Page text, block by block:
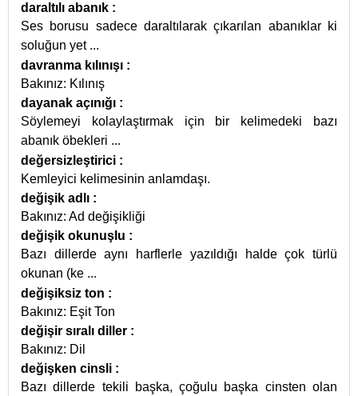
daraltılı abanık :
Ses borusu sadece daraltılarak çıkarılan abanıklar ki
soluğun yet ...
davranma kılınışı :
Bakınız: Kılınış
dayanak açınığı :
Söylemeyi kolaylaştırmak için bir kelimedeki bazı
abanık öbekleri ...
değersizleştirici :
Kemleyici kelimesinin anlamdaşı.
değişik adlı :
Bakınız: Ad değişikliği
değişik okunuşlu :
Bazı dillerde aynı harflerle yazıldığı halde çok türlü
okunan (ke ...
değişiksiz ton :
Bakınız: Eşit Ton
değişir sıralı diller :
Bakınız: Dil
değişken cinsli :
Bazı dillerde tekili başka, çoğulu başka cinsten olan